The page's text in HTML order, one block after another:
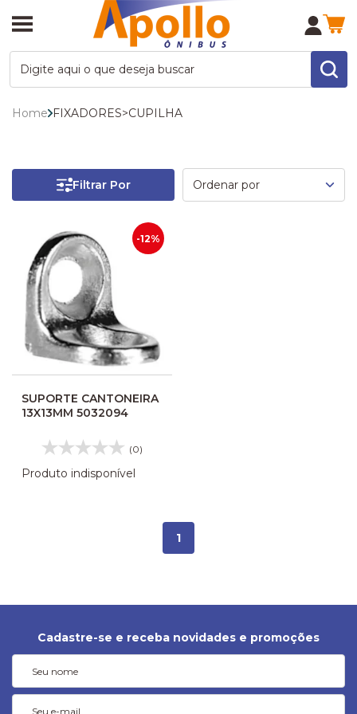
Home FIXADORES>CUPILHA
Filtrar Por
-12%
SUPORTE CANTONEIRA
13X13MM 5032094
(0)
Produto indisponível
1
Cadastre-se e receba novidades e promoções